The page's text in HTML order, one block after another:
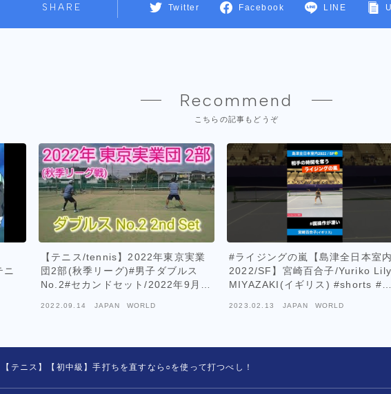
SHARE Twitter Facebook LINE
Recommend
こちらの記事もどうぞ
【テニス/tennis】2022年東京実業
団2部(秋季リーグ)#男子ダブルス
No.2#セカンドセット/2022年9月某
2022.09.14 JAPAN WORLD
#ライジングの嵐【島津全日本室内
2022/SF】宮崎百合子/Yuriko Lily
MIYAZAKI(イギリス) #shorts #テ
2023.02.13 JAPAN WORLD
【テニス】【初中級】手打ちを直すなら○を使って打つべし！